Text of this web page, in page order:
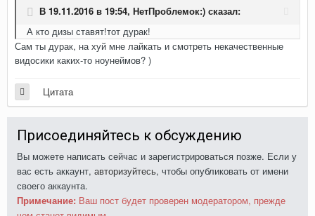
В 19.11.2016 в 19:54, НетПроблемок:) сказал:
А кто дизы ставят!тот дурак!
Сам ты дурак, на хуй мне лайкать и смотреть некачественные
видосики каких-то ноунеймов? )
Цитата
Присоединяйтесь к обсуждению
Вы можете написать сейчас и зарегистрироваться позже. Если у
вас есть аккаунт, авторизуйтесь, чтобы опубликовать от имени
своего аккаунта.
Примечание: Ваш пост будет проверен модератором, прежде